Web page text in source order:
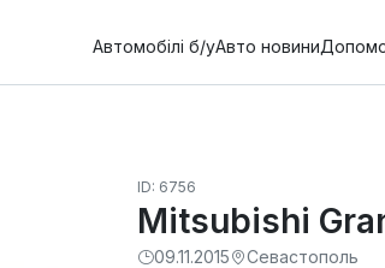
Автомобілі б/уАвто новини
ID: 6756
Mitsubishi
09.11.2015 Севастополь